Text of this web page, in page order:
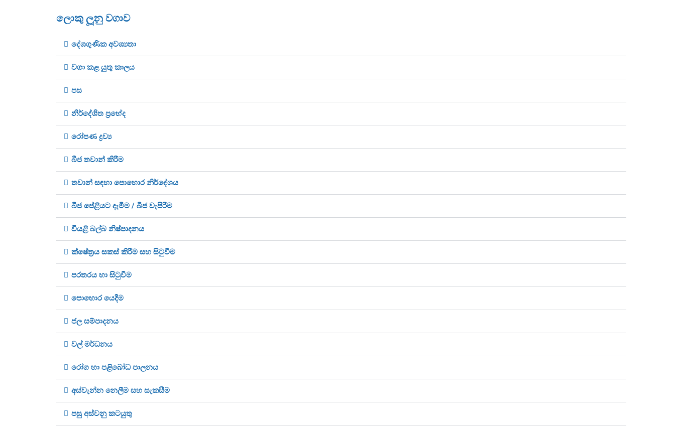
ලොකු ලූනු වගාව
දේශගුණික අවශ්‍යතා
වගා කළ යුතු කාලය
පස
නිර්දේශිත ප්‍රභේද
රෝපණ ද්‍රව්‍ය
බීජ තවාන් කිරීම
තවාන් සඳහා පොහොර නිර්දේශය
බීජ පේළියට දැමීම / බීජ වැපිරීම
වියළි බල්බ නිෂ්පාදනය
ක්ෂේත‍්‍රය සකස් කිරීම සහ සිටුවීම
පරතරය හා සිටුවීම
පොහොර යෙදීම
ජල සම්පාදනය
වල් මර්ධනය
රෝග හා පළිබෝධ පාලනය
අස්වැන්න නෙලීම සහ සැකසීම
පසු අස්වනු කටයුතු